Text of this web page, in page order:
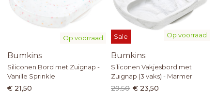
Op voorraad
Bumkins
Siliconen Bord met Zuignap -
Vanille Sprinkle
€ 21,50
Op voorraad
Sale
Bumkins
Siliconen Vakjesbord met
Zuignap (3 vaks) - Marmer
29.50 € 23,50